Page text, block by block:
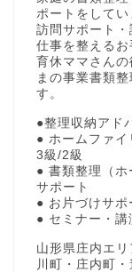
ポートをしてい
訪問サポート
仕事を整えるお
育休ママさん
まの事業書類
す。
●整理収納アド
● ホームファ
3級/2級
● 書類整理（ホ
サポート
● お片づけサポ
● セミナー・講
山形県庄内エ
川町・庄内町